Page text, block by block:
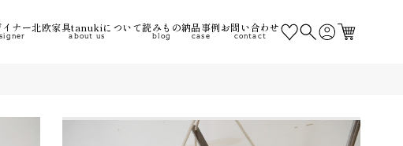
イナー北欧家具tanukiについて
about us
読みもの
blog
納品事例
case
お問い合わせ
contact